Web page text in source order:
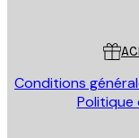
Conditions